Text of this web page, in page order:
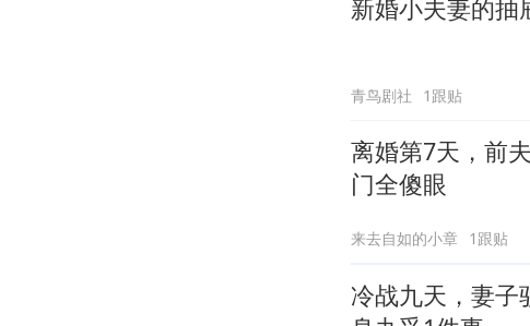
新婚小夫妻的抽
青鸟剧社 1跟贴
离婚第7天，前
门全傻眼
来去自如的小章 1跟贴
冷战九天，妻子